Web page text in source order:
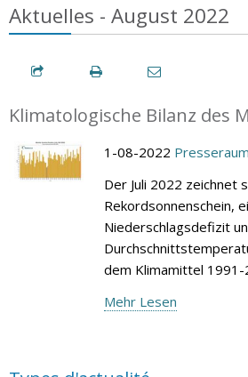
Aktuelles - August 2022
Klimatologische Bilanz des
1-08-2022 Presseraum
Der Juli 2022 zeichnet
Rekordsonnenschein,
Niederschlagsdefizit
dem Klimamittel 1991-
Mehr Lesen